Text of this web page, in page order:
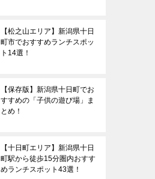
【松之山エリア】新潟県十日
町市でおすすめランチスポッ
ト14選！
【保存版】新潟県十日町でお
すすめの「子供の遊び場」ま
とめ！
【十日町エリア】新潟県十日
町駅から徒歩15分圏内おすす
めランチスポット43選！